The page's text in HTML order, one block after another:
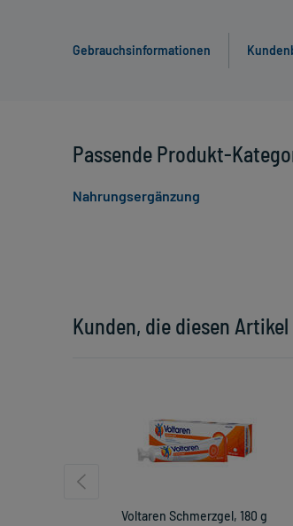
Gebrauchsinformationen
Kunden, die diesen
Voltaren Schmerzgel, 180 g
Passende Produkt-
Nahrungsergänzung